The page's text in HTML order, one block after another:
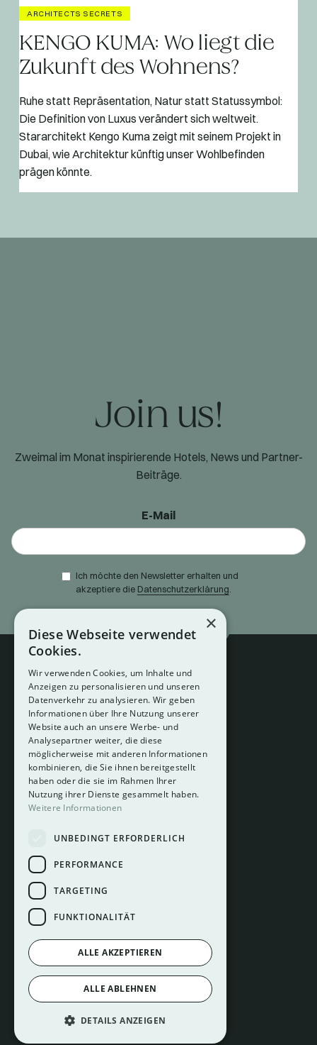
ARCHITECTS SECRETS
KENGO KUMA: Wo liegt die
Zukunft des Wohnens?
Ruhe statt Repräsentation, Natur statt Statussymbol:
Die Definition von Luxus verändert sich weltweit.
Stararchitekt Kengo Kuma zeigt mit seinem Projekt in
Dubai, wie Architektur künftig unser Wohlbefinden
prägen könnte.
Join us!
Zweimal im Monat inspirierende Hotels, News und Partner-
Beiträge.
E-Mail
Ich möchte den Newsletter erhalten und
akzeptiere die Datenschutzerklärung.
About
Hotelberatung
Mediadaten
Instagram
LinkedIn
Impressum
Datenschutz
×
Diese Webseite verwendet
Cookies.
Wir verwenden Cookies, um Inhalte und
Anzeigen zu personalisieren und unseren
Datenverkehr zu analysieren. Wir geben
Informationen über Ihre Nutzung unserer
Website auch an unsere Werbe- und
Analysepartner weiter, die diese
möglicherweise mit anderen Informationen
kombinieren, die Sie ihnen bereitgestellt
haben oder die sie im Rahmen Ihrer
Nutzung ihrer Dienste gesammelt haben.
Weitere Informationen
UNBEDINGT ERFORDERLICH
PERFORMANCE
TARGETING
FUNKTIONALITÄT
ALLE AKZEPTIEREN
ALLE ABLEHNEN
DETAILS ANZEIGEN